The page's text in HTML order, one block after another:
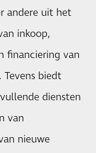
andere uit het
inkoop,
financiering van
Tevens biedt
diensten
van
nieuwe